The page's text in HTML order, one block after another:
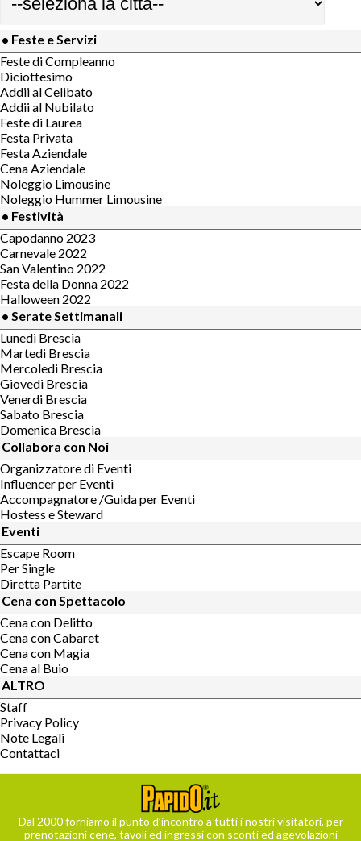
• Feste e Servizi
Feste di Compleanno
Diciottesimo
Addii al Celibato
Addii al Nubilato
Feste di Laurea
Festa Privata
Festa Aziendale
Cena Aziendale
Noleggio Limousine
Noleggio Hummer Limousine
• Festività
Capodanno 2023
Carnevale 2022
San Valentino 2022
Festa della Donna 2022
Halloween 2022
• Serate Settimanali
Lunedi Brescia
Martedi Brescia
Mercoledi Brescia
Giovedi Brescia
Venerdi Brescia
Sabato Brescia
Domenica Brescia
Collabora con Noi
Organizzatore di Eventi
Influencer per Eventi
Accompagnatore /Guida per Eventi
Hostess e Steward
Eventi
Escape Room
Per Single
Diretta Partite
Cena con Spettacolo
Cena con Delitto
Cena con Cabaret
Cena con Magia
Cena al Buio
ALTRO
Staff
Privacy Policy
Note Legali
Contattaci
Dal 2000 forniamo il punto d’incontro a tutti i nostri visitatori, per
prenotazioni cene, tavoli ed ingressi con sconti ed agevolazioni